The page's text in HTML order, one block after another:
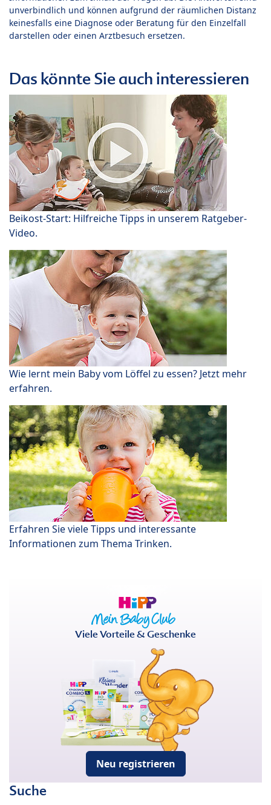
unverbindlich und können aufgrund der räumlichen Distanz
keinesfalls eine Diagnose oder Beratung für den Einzelfall
darstellen oder einen Arztbesuch ersetzen.
Das könnte Sie auch interessieren
Beikost-Start: Hilfreiche Tipps in unserem Ratgeber-
Video.
Wie lernt mein Baby vom Löffel zu essen? Jetzt mehr
erfahren.
Erfahren Sie viele Tipps und interessante
Informationen zum Thema Trinken.
Viele Vorteile & Geschenke
Neu registrieren
Suche